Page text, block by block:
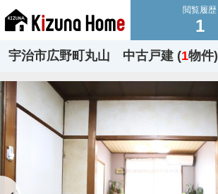
閲覧履歴
1
宇治市広野町丸山 中古戸建 (1物件)